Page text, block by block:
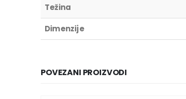
Težina
Dimenzije
POVEZANI PROIZVODI